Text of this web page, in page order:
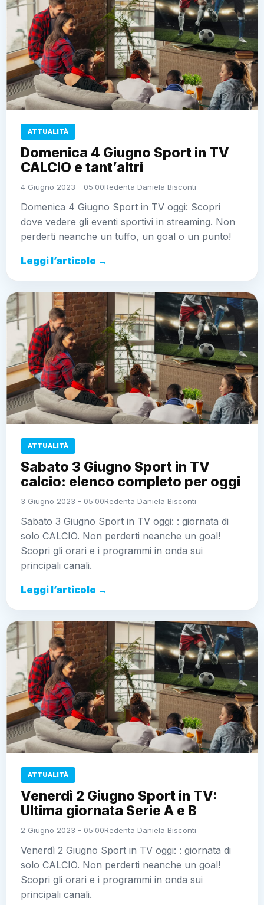
ATTUALITÀ
Domenica 4 Giugno Sport in TV
CALCIO e tant’altri
4 Giugno 2023 - 05:00Redenta Daniela Bisconti
Domenica 4 Giugno Sport in TV oggi: Scopri
dove vedere gli eventi sportivi in streaming. Non
perderti neanche un tuffo, un goal o un punto!
Leggi l’articolo →
ATTUALITÀ
Sabato 3 Giugno Sport in TV
calcio: elenco completo per oggi
3 Giugno 2023 - 05:00Redenta Daniela Bisconti
Sabato 3 Giugno Sport in TV oggi: : giornata di
solo CALCIO. Non perderti neanche un goal!
Scopri gli orari e i programmi in onda sui
principali canali.
Leggi l’articolo →
ATTUALITÀ
Venerdì 2 Giugno Sport in TV:
Ultima giornata Serie A e B
2 Giugno 2023 - 05:00Redenta Daniela Bisconti
Venerdì 2 Giugno Sport in TV oggi: : giornata di
solo CALCIO. Non perderti neanche un goal!
Scopri gli orari e i programmi in onda sui
principali canali.